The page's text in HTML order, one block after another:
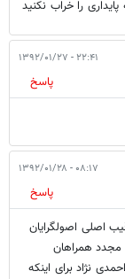
را خراب نکنید
۲۲:۴۱ - ۱۳۹۲/۰۱/۲۷
پاسخ
۰۸:۱۷ - ۱۳۹۲/۰۱/۲۸
پاسخ
اصلی اصولگرایان
مجدد همراهان
احمدی نژاد خواهد شد.همچنان که در سالهای 84 و 88 احمدی نژاد برای اینکه